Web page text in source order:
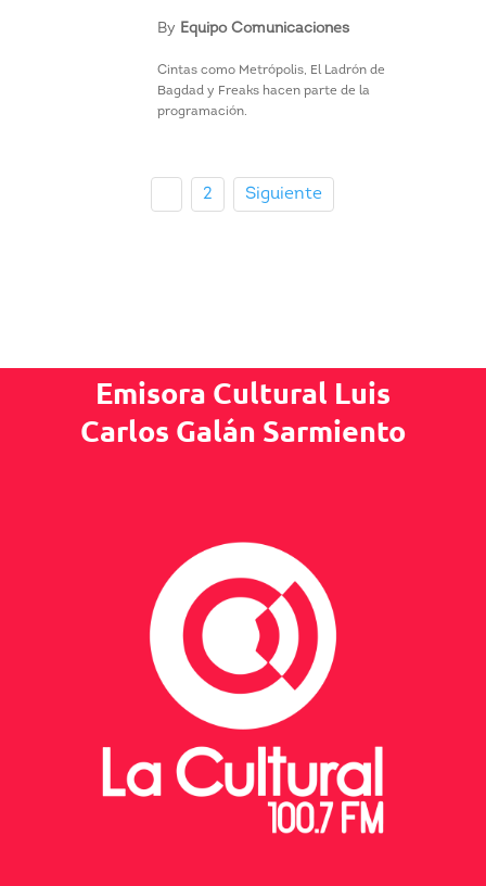
By Equipo Comunicaciones
Cintas como Metrópolis, El Ladrón de
Bagdad y Freaks hacen parte de la
programación.
2 Siguiente
Emisora Cultural Luis
Carlos Galán Sarmiento